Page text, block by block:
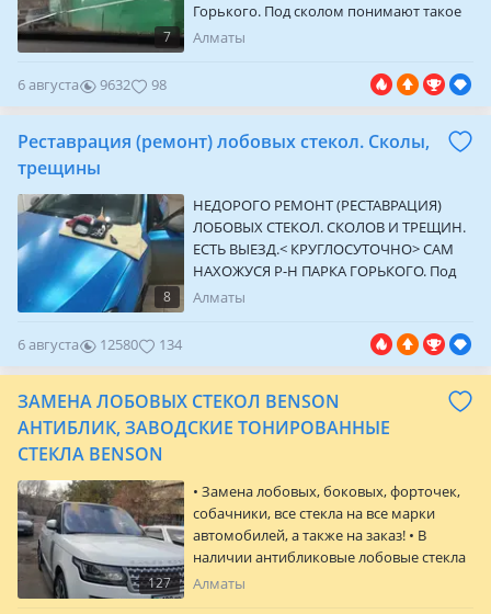
7
Горького. Под сколом понимают такое
повреждение, когда от поверхности
стеклянного слоя. На небольшие сколы
можно было бы не обращать внимания,
и разрастанию трещин
Алматы
6 августа 9632 98
Реставрация (ремонт) лобовых стекол. Сколы,
трещины
8
НЕДОРОГО РЕМОНТ (РЕСТАВРАЦИЯ)
ЛОБОВЫХ СТЕКОЛ. СКОЛОВ И ТРЕЩИН.
ЕСТЬ ВЫЕЗД.< КРУГЛОСУТОЧНО> САМ
НАХОЖУСЯ Р-Н ПАРКА ГОРЬКОГО. Под
сколом понимают такое повреждение,
небольшая часть стеклянного слоя. На
небольшие сколы можно было бы не
обращать внимания, если бы они не
приводили к появлению и разрастанию
трещин
Алматы
6 августа 12580 134
ЗАМЕНА ЛОБОВЫХ СТЕКОЛ BENSON
АНТИБЛИК, ЗАВОДСКИЕ ТОНИРОВАННЫЕ
СТЕКЛА BENSON
127
• Замена лобовых, боковых, форточек,
собачники, все стекла на все марки
автомобилей, а также на заказ! • В
наличии антибликовые лобовые стекла
фирмы "BENSON" цвета синий и бронза
Алматы